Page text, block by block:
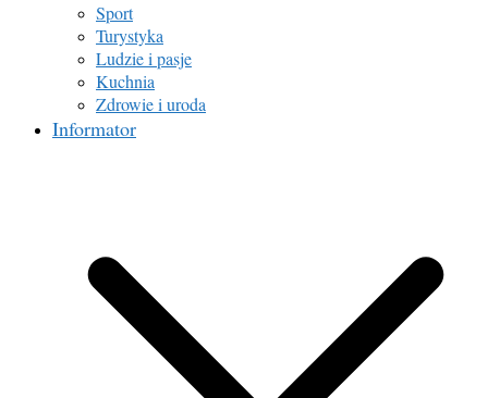
Sport
Turystyka
Ludzie i pasje
Kuchnia
Zdrowie i uroda
Informator